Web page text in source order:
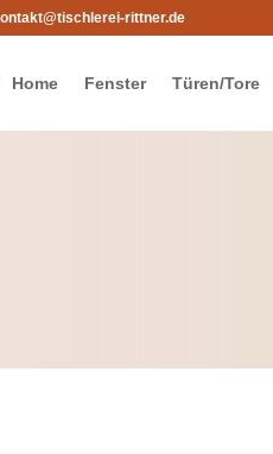
rittner.de
Home Fenster Türen/Tore